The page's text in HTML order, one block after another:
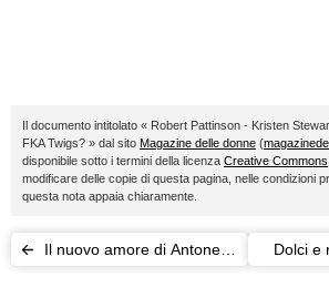
Il documento intitolato « Robert Pattinson - Kristen
FKA Twigs? » dal sito Magazine delle donne (
disponibile sotto i termini della licenza Creative Commons
modificare delle copie di questa pagina, nelle condizioni
questa nota appaia chiaramente.
Il nuovo amore di Antonella
Dolci e